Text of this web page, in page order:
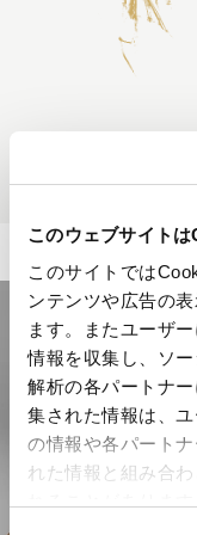
このウェブサイト
このサイトでは
ンテンツや広告の
ます。またユーザ
情報を収集し、ソ
解析の各パートナ
集された情報は、
の情報や各パート
れた情報と組み合